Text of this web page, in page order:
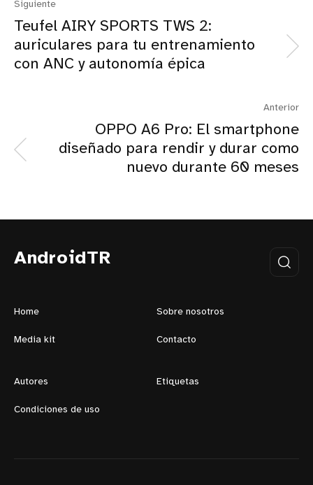
Siguiente
Teufel AIRY SPORTS TWS 2:
auriculares para tu entrenamiento
con ANC y autonomía épica
Anterior
OPPO A6 Pro: El smartphone
diseñado para rendir y durar como
nuevo durante 60 meses
AndroidTR
Home Sobre nosotros
Media kit Contacto
Autores Etiquetas
Condiciones de uso